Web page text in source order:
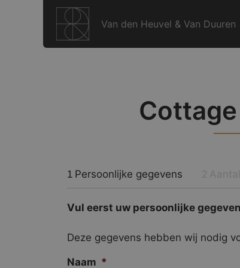
Van den Heuvel & Van Duuren
1 Persoonlijke gegevens
Vul eerst uw persoonlijke
Deze gegevens hebben wij nodig
Naam *